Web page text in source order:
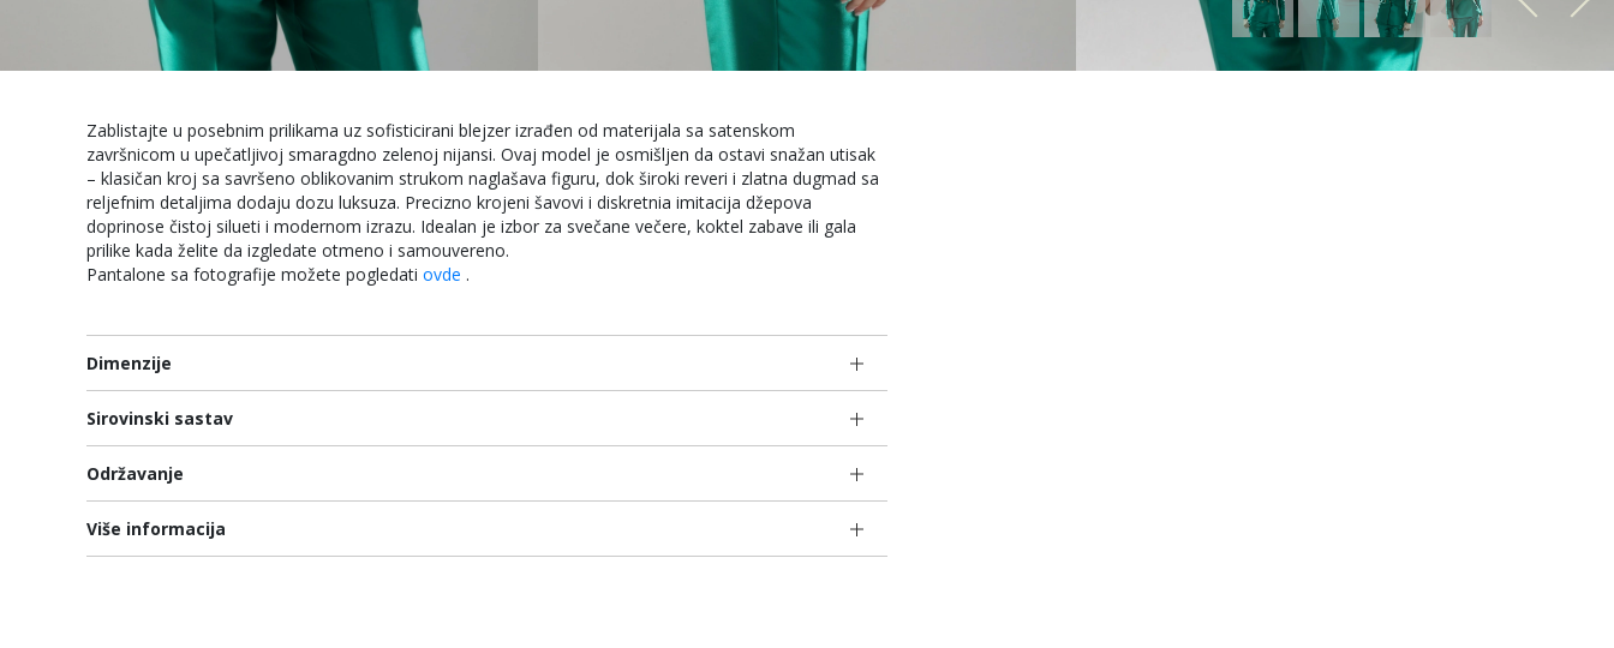
Zablistajte u posebnim prilikama uz sofisticirani blejzer izrađen od materijala sa satenskom
završnicom u upečatljivoj smaragdno zelenoj nijansi. Ovaj model je osmišljen da ostavi snažan utisak
– klasičan kroj sa savršeno oblikovanim strukom naglašava figuru, dok široki reveri i zlatna dugmad sa
reljefnim detaljima dodaju dozu luksuza. Precizno krojeni šavovi i diskretnia imitacija džepova
doprinose čistoj silueti i modernom izrazu. Idealan je izbor za svečane večere, koktel zabave ili gala
prilike kada želite da izgledate otmeno i samouvereno.
Pantalone sa fotografije možete pogledatiovde .
Dimenzije
Sirovinski sastav
Održavanje
Više informacija